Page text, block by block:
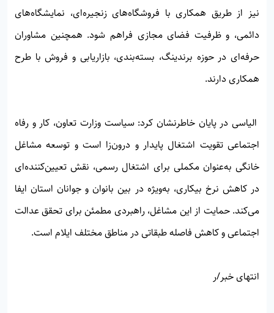
نیز از طریق همکاری با فروشگاه‌های زنجیره‌ای، نمایشگاه‌های
دائمی، و ظرفیت فضای مجازی فراهم شود. همچنین مشاوران
حرفه‌ای در حوزه برندینگ، بسته‌بندی، بازاریابی و فروش با طرح
همکاری دارند.
الیاسی در پایان خاطرنشان کرد: سیاست وزارت تعاون، کار و رفاه
اجتماعی تقویت اشتغال پایدار و درون‌زا است و توسعه مشاغل
خانگی به‌عنوان مکملی برای اشتغال رسمی، نقش تعیین‌کننده‌ای
در کاهش نرخ بیکاری، به‌ویژه در بین بانوان و جوانان استان ایفا
می‌کند. حمایت از این مشاغل، راهبردی مطمئن برای تحقق عدالت
اجتماعی و کاهش فاصله طبقاتی در مناطق مختلف ایلام است.
انتهای خبر/ر